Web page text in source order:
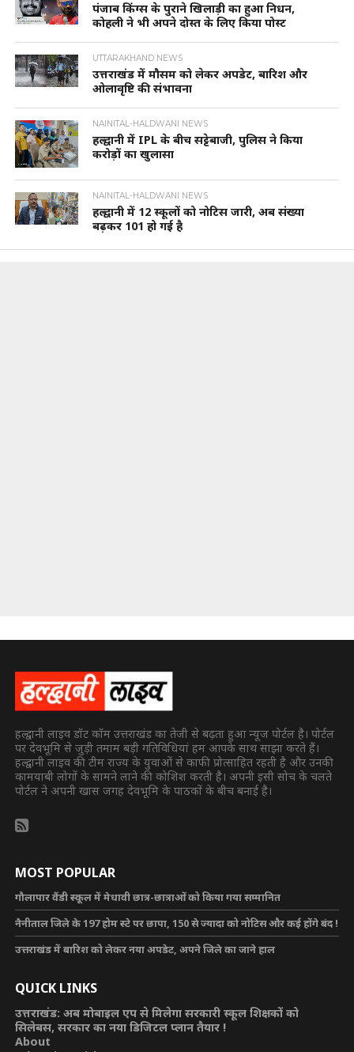
पंजाब किंग्स के पुराने खिलाड़ी का हुआ निधन,
कोहली ने भी अपने दोस्त के लिए किया पोस्ट
UTTARAKHAND NEWS
उत्तराखंड में मौसम को लेकर अपडेट, बारिश और
ओलावृष्टि की संभावना
NAINITAL-HALDWANI NEWS
हल्द्वानी में IPL के बीच सट्टेबाजी, पुलिस ने किया
करोड़ों का खुलासा
NAINITAL-HALDWANI NEWS
हल्द्वानी में 12 स्कूलों को नोटिस जारी, अब संख्या
बढ़कर 101 हो गई है
हल्द्वानी लाइव डॉट कॉम उत्तराखंड का तेजी से बढ़ता हुआ न्यूज पोर्टल है। पोर्टल
पर देवभूमि से जुड़ी तमाम बड़ी गतिविधियां हम आपके साथ साझा करते हैं।
हल्द्वानी लाइव की टीम राज्य के युवाओं से काफी प्रोत्साहित रहती है और उनकी
कामयाबी लोगों के सामने लाने की कोशिश करती है। अपनी इसी सोच के चलते
पोर्टल ने अपनी खास जगह देवभूमि के पाठकों के बीच बनाई है।
MOST POPULAR
गौलापार वैंडी स्कूल में मेधावी छात्र-छात्राओं को किया गया सम्मानित
नैनीताल जिले के 197 होम स्टे पर छापा, 150 से ज्यादा को नोटिस और कई होंगे बंद !
उत्तराखंड में बारिश को लेकर नया अपडेट, अपने जिले का जाने हाल
QUICK LINKS
उत्तराखंड: अब मोबाइल एप से मिलेगा सरकारी स्कूल शिक्षकों को
सिलेबस, सरकार का नया डिजिटल प्लान तैयार !
About